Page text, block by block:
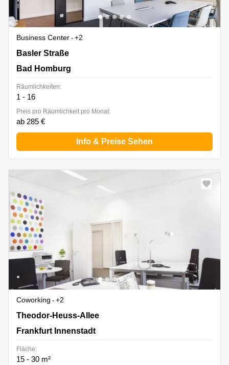
Business Center
+2
Basler Straße 3, Bad Homburg
Basler Straße
Bad Homburg
Räumlichkeiten:
1 - 16
Preis pro Räumlichkeit pro Monat:
ab 285 €
Info & Preise Sehen
Coworking
+2
Theodor-Heuss-Allee 112, Frankfurt Innenstadt
Theodor-Heuss-Allee
Frankfurt Innenstadt
Fläche:
15 - 30 m²